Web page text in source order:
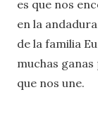
es que nos
en la
de la familia
muchas
que nos une.